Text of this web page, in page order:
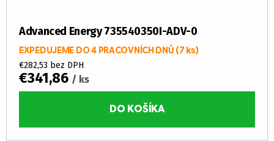
Advanced Energy 735540350I-ADV-0
EXPEDUJEME DO 4 PRACOVNÍCH DNŮ (7 ks)
€282,53 bez DPH
€341,86 / ks
DO KOŠÍKA